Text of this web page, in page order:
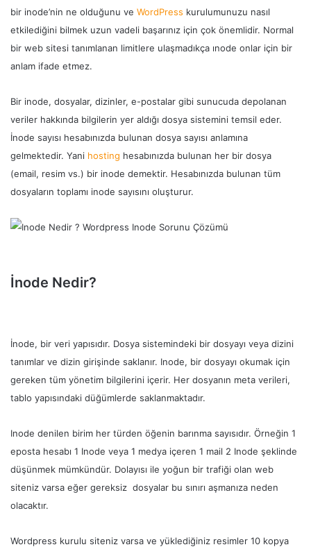
bir inode’nin ne olduğunu ve WordPress kurulumunuzu nasıl
etkilediğini bilmek uzun vadeli başarınız için çok önemlidir. Normal
bir web sitesi tanımlanan limitlere ulaşmadıkça ınode onlar için bir
anlam ifade etmez.
Bir inode, dosyalar, dizinler, e-postalar gibi sunucuda depolanan
veriler hakkında bilgilerin yer aldığı dosya sistemini temsil eder.
İnode sayısı hesabınızda bulunan dosya sayısı anlamına
gelmektedir. Yani hosting hesabınızda bulunan her bir dosya
(email, resim vs.) bir inode demektir. Hesabınızda bulunan tüm
dosyaların toplamı inode sayısını oluşturur.
İnode Nedir?
İnode, bir veri yapısıdır. Dosya sistemindeki bir dosyayı veya dizini
tanımlar ve dizin girişinde saklanır. Inode, bir dosyayı okumak için
gereken tüm yönetim bilgilerini içerir. Her dosyanın meta verileri,
tablo yapısındaki düğümlerde saklanmaktadır.
Inode denilen birim her türden öğenin barınma sayısıdır. Örneğin 1
eposta hesabı 1 Inode veya 1 medya içeren 1 mail 2 Inode şeklinde
düşünmek mümkündür. Dolayısı ile yoğun bir trafiği olan web
siteniz varsa eğer gereksiz dosyalar bu sınırı aşmanıza neden
olacaktır.
Wordpress kurulu siteniz varsa ve yüklediğiniz resimler 10 kopya